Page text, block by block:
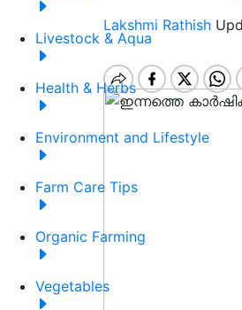
Livestock & Aqua
Health & Herbs
Environment and Lifestyle
Farm Care Tips
Organic Farming
Vegetables
Lakshmi Rathish